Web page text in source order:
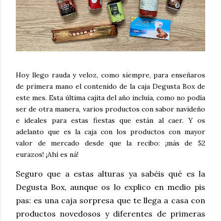
Hoy llego rauda y veloz, como siempre, para enseñaros
de primera mano el contenido de la caja Degusta Box de
este mes. Esta última cajita del año incluía, como no podía
ser de otra manera, varios productos con sabor navideño
e ideales para estas fiestas que están al caer. Y os
adelanto que es la caja con los productos con mayor
valor de mercado desde que la recibo: ¡más de 52
eurazos! ¡Ahí es ná!
Seguro que a estas alturas ya sabéis qué es la
Degusta Box, aunque os lo explico en medio pis
pas: es una caja sorpresa que te llega a casa con
productos novedosos y diferentes de primeras